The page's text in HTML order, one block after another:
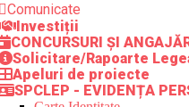
Comunicate
Investiții
CONCURSURI ȘI
Solicitare/Rapoarte
Apeluri de proiecte
SPCLEP - EVIDENȚA